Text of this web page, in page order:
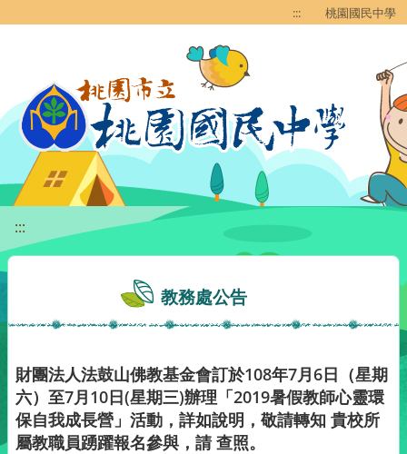
::: 桃園國民中學
:::
教務處公告
財團法人法鼓山佛教基金會訂於108年7月6日（星期
六）至7月10日(星期三)辦理「2019暑假教師心靈環
保自我成長營」活動，詳如說明，敬請轉知 貴校所
屬教職員踴躍報名參與，請 查照。